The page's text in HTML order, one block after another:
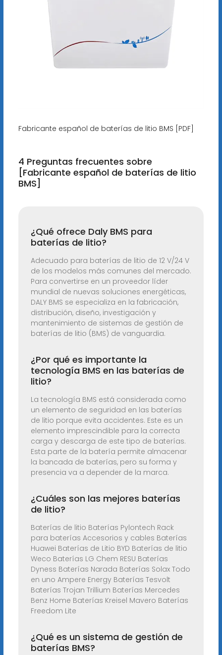
Fabricante español de baterías de litio BMS [PDF]
4 Preguntas frecuentes sobre
[Fabricante español de baterías de litio
BMS]
¿Qué ofrece Daly BMS para
baterías de litio?
Adecuado para baterías de litio de 12 V/24 V
de los modelos más comunes del mercado.
Para convertirse en un proveedor líder
mundial de nuevas soluciones energéticas,
DALY BMS se especializa en la fabricación,
distribución, diseño, investigación y
mantenimiento de sistemas de gestión de
baterías de litio (BMS) de vanguardia.
¿Por qué es importante la
tecnología BMS en las baterías de
litio?
La tecnología BMS está considerada como
un elemento de seguridad en las baterías
de litio porque evita accidentes. Este es un
elemento imprescindible para la correcta
carga y descarga de este tipo de baterías.
Esta parte de la batería permite almacenar
la bancada de baterías, pero su forma y
presencia va a depender de la marca.
¿Cuáles son las mejores baterías
de litio?
Baterías de litio Baterías Pylontech Rack
para baterías Accesorios y cables Baterías
Huawei Baterías de Litio BYD Baterías de litio
Weco Baterías LG Chem RESU Baterías
Dyness Baterías Narada Baterías Solax Todo
en uno Ampere Energy Baterías Tesvolt
Baterías Trojan Trillium Baterías Mercedes
Benz Home Baterías Kreisel Mavero Baterías
Freedom Lite
¿Qué es un sistema de gestión de
baterías BMS?